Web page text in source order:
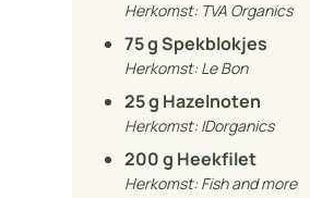
Herkomst: TVA Organics
75g Spekblokjes
Herkomst:Le Bon
25g Hazelnoten
Herkomst:IDorganics
200g Heekfilet
Herkomst:Fish and more